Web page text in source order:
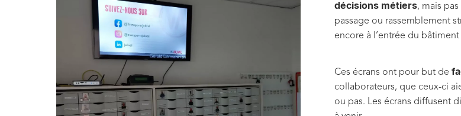
décisions métiers, mais
passage ou rassemblement
encore à l’entrée du
Ces écrans ont pour but de
collaborateurs, que ceux-ci
ou pas. Les écrans diffusent